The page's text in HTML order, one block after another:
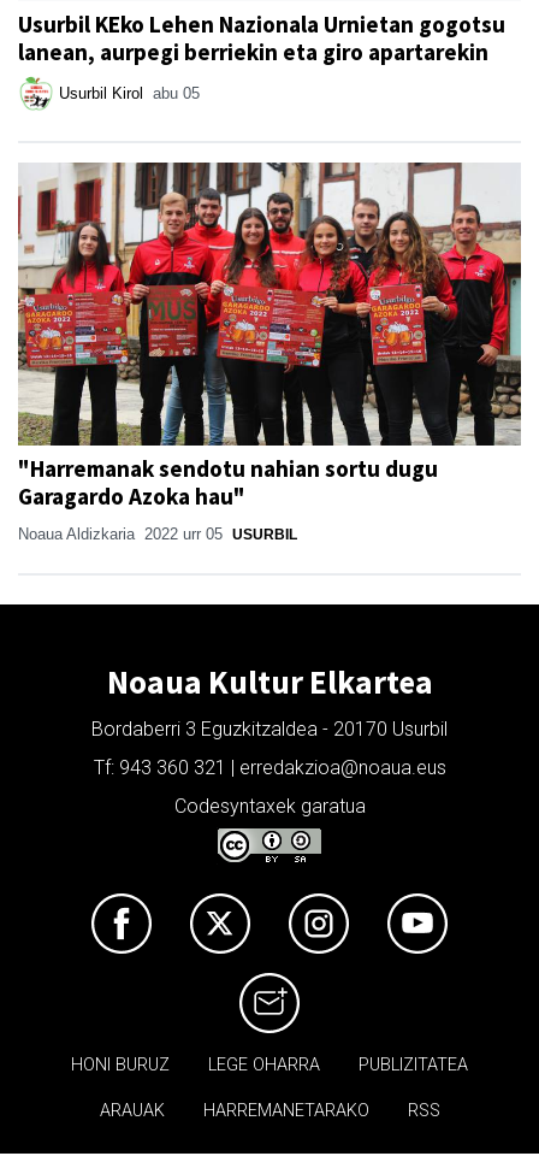
Usurbil KEko Lehen Nazionala Urnietan gogotsu
lanean, aurpegi berriekin eta giro apartarekin
Usurbil Kirol abu 05
"Harremanak sendotu nahian sortu dugu
Garagardo Azoka hau"
Noaua Aldizkaria 2022 urr 05 USURBIL
Noaua Kultur Elkartea
Bordaberri 3 Eguzkitzaldea - 20170 Usurbil
Tf: 943 360 321 | erredakzioa@noaua.eus
Codesyntaxek garatua
HONI BURUZ LEGE OHARRA PUBLIZITATEA
ARAUAK HARREMANETARAKO RSS